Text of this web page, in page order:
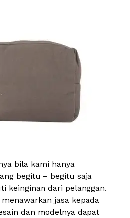
bila kami hanya
begitu – begitu saja
keinginan dari pelanggan.
jasa kepada
dan modelnya dapat